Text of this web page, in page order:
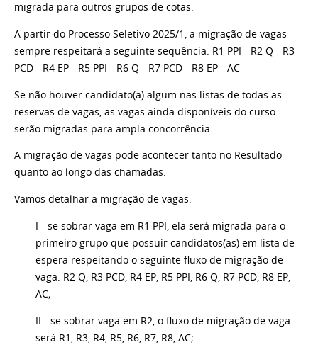
migrada para outros grupos de cotas.
A partir do Processo Seletivo 2025/1, a migração de vagas
sempre respeitará a seguinte sequência: R1 PPI - R2 Q - R3
PCD - R4 EP - R5 PPI - R6 Q - R7 PCD - R8 EP - AC
Se não houver candidato(a) algum nas listas de todas as
reservas de vagas, as vagas ainda disponíveis do curso
serão migradas para ampla concorrência.
A migração de vagas pode acontecer tanto no Resultado
quanto ao longo das chamadas.
Vamos detalhar a migração de vagas:
I - se sobrar vaga em R1 PPI, ela será migrada para o
primeiro grupo que possuir candidatos(as) em lista de
espera respeitando o seguinte fluxo de migração de
vaga: R2 Q, R3 PCD, R4 EP, R5 PPI, R6 Q, R7 PCD, R8 EP,
AC;
II - se sobrar vaga em R2, o fluxo de migração de vaga
será R1, R3, R4, R5, R6, R7, R8, AC;